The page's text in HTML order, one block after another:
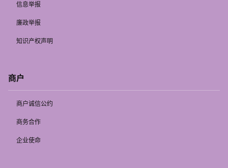
信息举报
廉政举报
知识产权声明
商户
商户诚信公约
商务合作
企业使命